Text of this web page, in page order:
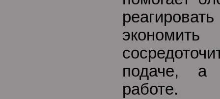
подаче, а
работе.